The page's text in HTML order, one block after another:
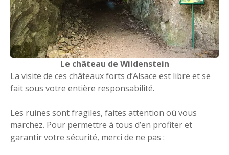
Le château de Wildenstein
La visite de ces châteaux forts d’Alsace est libre et se
fait sous votre entière responsabilité.
Les ruines sont fragiles, faites attention où vous
marchez. Pour permettre à tous d’en profiter et
garantir votre sécurité, merci de ne pas :